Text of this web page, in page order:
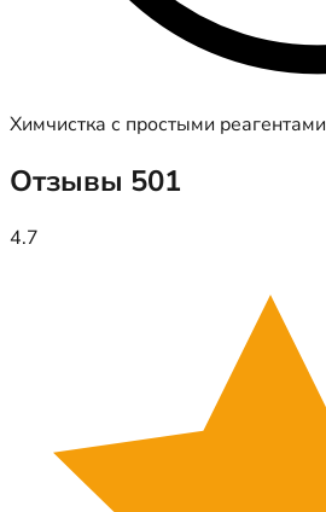
Химчистка с простыми реагентами
Отзывы 501
4.7